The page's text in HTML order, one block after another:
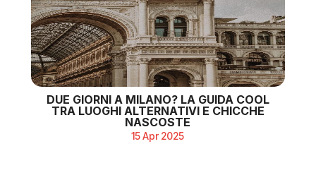
DUE GIORNI A MILANO? LA GUIDA COOL
TRA LUOGHI ALTERNATIVI E CHICCHE
NASCOSTE
15 Apr 2025